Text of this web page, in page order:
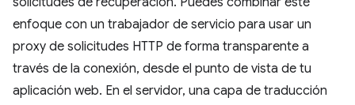
enfoque con un trabajador de servicio para usar un
proxy de solicitudes HTTP de forma transparente a
través de la conexión, desde el punto de vista de tu
aplicación web. En el servidor, una capa de traducción